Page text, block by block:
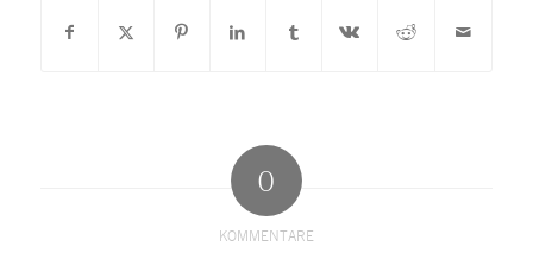
0
KOMMENTARE